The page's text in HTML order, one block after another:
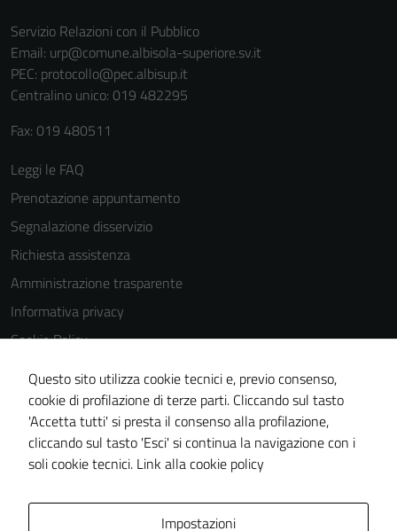
Servizio Relazioni con il Pubblico
Email: urp@comune.albisola-superiore.sv.it
PEC: protocollo@pec.albisup.it
Centralino unico: 019 482295
Fax: 019 480511
Leggi le FAQ
Prenotazione appuntamento
Segnalazione disservizio
Richiesta assistenza
Amministrazione trasparente
Informativa privacy
Cookie Policy
Note legali
Dichiarazione di accessibilità
Piano di miglioramento del sito
Statistiche sito web
Questo sito utilizza cookie tecnici e, previo consenso,
cookie di profilazione di terze parti. Cliccando sul tasto
'Accetta tutti' si presta il consenso alla profilazione,
cliccando sul tasto 'Esci' si continua la navigazione con i
soli cookie tecnici. Link alla cookie policy
Impostazioni